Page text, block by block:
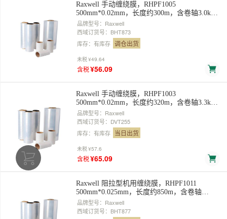
Raxwell 手动缠绕膜，RHPF1005
500mm*0.02mm，长度约300m，含卷轴3.0kg/
卷，不含轴2.5kg/卷 售卖规格：1卷
品牌型号：Raxwell
西域订货号：BHT873
库存：有库存 调仓出货
未税¥49.64
含税¥56.09
Raxwell 手动缠绕膜，RHPF1003
500mm*0.02mm，长度约320m，含卷轴3.3kg/
卷，不含轴3kg/卷，4倍数下单 售卖规格：1卷
品牌型号：Raxwell
西域订货号：DVT255
库存：有库存 当日出货
未税¥57.6
含税¥65.09
Raxwell 阻拉型机用缠绕膜，RHPF1011
500mm*0.025mm，长度约850m，含卷轴
10.0kg/卷,不含轴 9.0kg/卷 售卖规格：1卷
品牌型号：Raxwell
西域订货号：BHT877